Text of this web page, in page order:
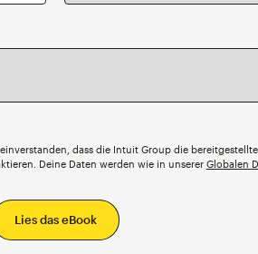
dass die Intuit Group die
Deine Daten werden wie in unserer Globalen